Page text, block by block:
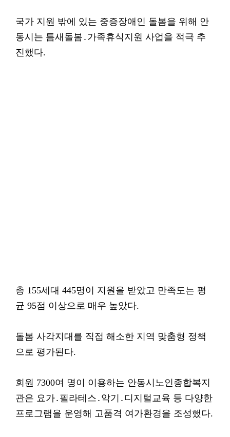
국가 지원 밖에 있는 중증장애인 돌봄을 위해 안
동시는 틈새돌봄․가족휴식지원 사업을 적극 추
진했다.
총 155세대 445명이 지원을 받았고 만족도는 평
균 95점 이상으로 매우 높았다.
돌봄 사각지대를 직접 해소한 지역 맞춤형 정책
으로 평가된다.
회원 7300여 명이 이용하는 안동시노인종합복지
관은 요가․필라테스․악기․디지털교육 등 다양한
프로그램을 운영해 고품격 여가환경을 조성했다.